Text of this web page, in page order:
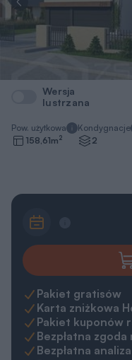
Wersja
lustrzana
Pow. użytkowa
158,61m2
Kondygnacje
2
Pakiet gratisów
Karta zniżkowa
Pakiet kuponów
Bezpłatna
Bezpłatna